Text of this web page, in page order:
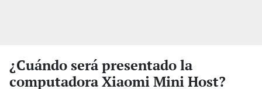
¿Cuándo será presentado la
computadora Xiaomi Mini Host?